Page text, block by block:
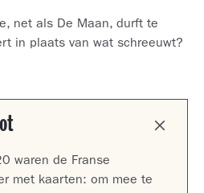
net als De Maan, durft te
in plaats van wat schreeuwt?
waren de Franse
met kaarten: om mee te